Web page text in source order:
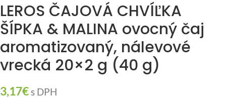
LEROS ČAJOVÁ CHVÍĽKA
ŠÍPKA & MALINA ovocný čaj
aromatizovaný, nálevové
vrecká 20×2 g (40 g)
3,17€s DPH